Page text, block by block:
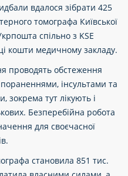
вдалося зібрати 425
томографа Київської
спільно з KSE
кошти медичному закладу.
проводять обстеження
інсультами та
зокрема тут лікують і
Безперебійна робота
для своєчасної
становила 851 тис.